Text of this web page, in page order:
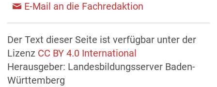
E-Mail an die Fachredaktion
Der Text dieser Seite ist verfügbar unter der
Lizenz CC BY 4.0 International
Herausgeber: Landesbildungsserver Baden-
Württemberg